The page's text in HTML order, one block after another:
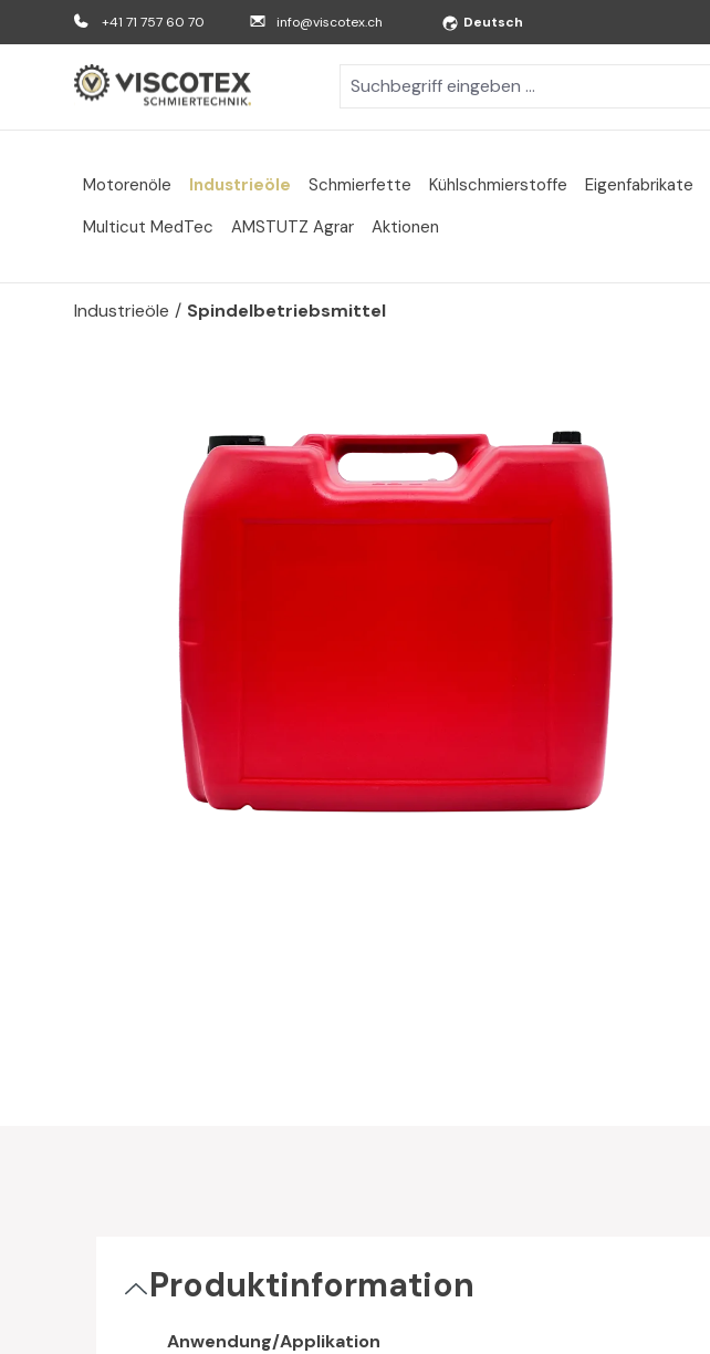
Hauptinhalt springen
Zur Suche springen
Zur Hauptnavigation springen
+41 71 757 60 70 info@viscotex.ch Deutsch
Motorenöle Industrieöle Schmierfette Kühlschmierstoffe Eigenfabrikate
Multicut MedTec
AMSTUTZ Agrar Aktionen
Industrieöle / Spindelbetriebsmittel
Produktinformation
Anwendung/Applikation